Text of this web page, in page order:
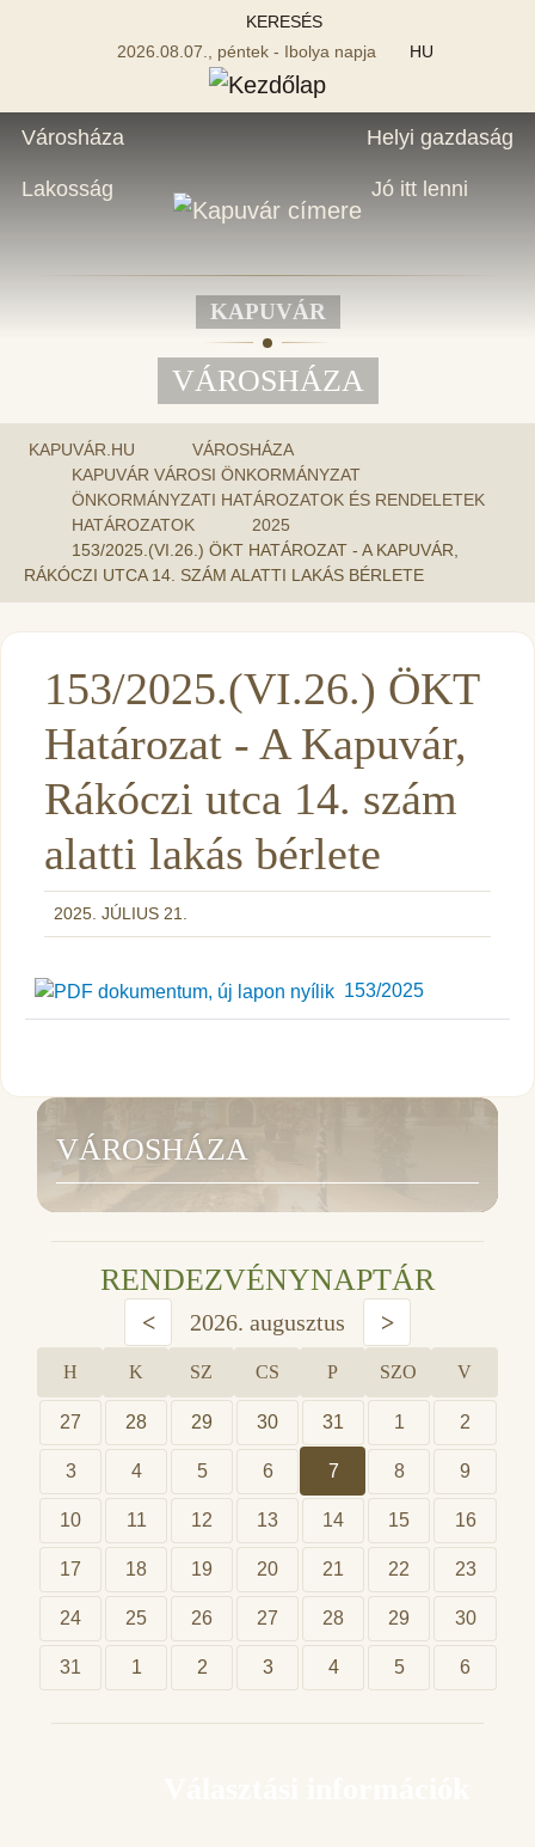
KERESÉS
2026.08.07., péntek - Ibolya napja
HU
Városháza
Lakosság
Helyi gazdaság
Jó itt lenni
KAPUVÁR
VÁROSHÁZA
KAPUVÁR.HU
VÁROSHÁZA
KAPUVÁR VÁROSI ÖNKORMÁNYZAT
ÖNKORMÁNYZATI HATÁROZATOK ÉS RENDELETEK
HATÁROZATOK
2025
153/2025.(VI.26.) ÖKT HATÁROZAT - A KAPUVÁR,
RÁKÓCZI UTCA 14. SZÁM ALATTI LAKÁS BÉRLETE
153/2025.(VI.26.) ÖKT
Határozat - A Kapuvár,
Rákóczi utca 14. szám
alatti lakás bérlete
2025. JÚLIUS 21.
153/2025
VÁROSHÁZA
RENDEZVÉNYNAPTÁR
< 2026. augusztus >
H K SZ CS P SZO V
27 28 29 30 31 1 2
3 4 5 6 7 8 9
10 11 12 13 14 15 16
17 18 19 20 21 22 23
24 25 26 27 28 29 30
31 1 2 3 4 5 6